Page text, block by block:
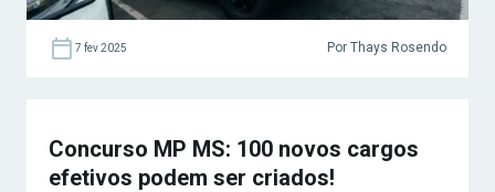
7 fev 2025 Por Thays Rosendo
Concurso MP MS: 100 novos cargos
efetivos podem ser criados!